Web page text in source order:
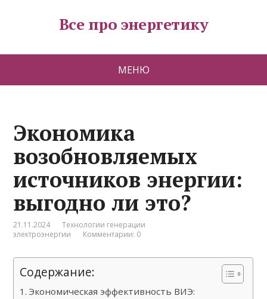
Все про энергетику
МЕНЮ
Экономика
возобновляемых
источников энергии:
выгодно ли это?
21.11.2024
Технологии генерации
электроэнергии
Комментарии: 0
Содержание:
Экономическая эффективность ВИЭ: